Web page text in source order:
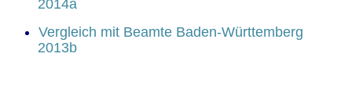
2014a
Vergleich mit Beamte Baden-Württemberg
2013b